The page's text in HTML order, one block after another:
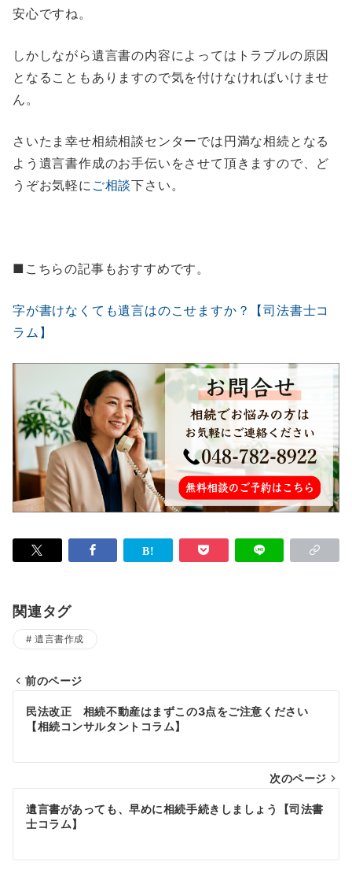
安心ですね。
しかしながら遺言書の内容によってはトラブルの原因
となることもありますので気を付けなければいけませ
ん。
さいたま幸せ相続相談センターでは円満な相続となる
よう遺言書作成のお手伝いをさせて頂きますので、ど
うぞお気軽に ご相談下さい。
■こちらの記事もおすすめです。
字が書けなくても遺言はのこせますか？【司法書士コ
ラム】
関連タグ
遺言書作成
投
ビ
ゲ
シ
前のページ
民法改正 相続不動産はまずこの3点をご注意ください
【相続コンサルタントコラム】
次のページ
遺言書があっても、早めに相続手続きしましょう【司法書
士コラム】